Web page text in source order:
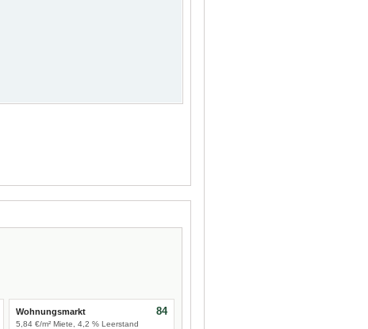
Wohnungsmarkt
5,84 €/m² Miete, 4,2 % Leerstand
84